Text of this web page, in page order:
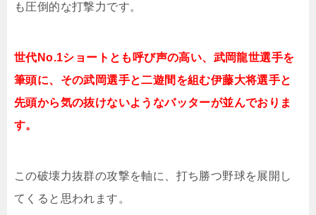
も圧倒的な打撃力です。
世代No.1ショートとも呼び声の高い、武岡龍世選手を
筆頭に、その武岡選手と二遊間を組む伊藤大将選手と
先頭から気の抜けないようなバッターが並んでおりま
す。
この破壊力抜群の攻撃を軸に、打ち勝つ野球を展開し
てくると思われます。